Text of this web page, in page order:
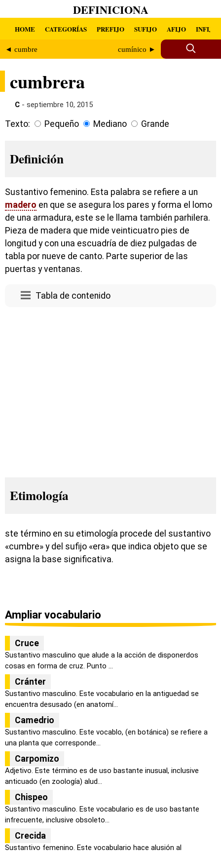
DEFINICIONA
HOME CATEGORÍAS PREFIJO SUFIJO AFIJO INFIJO
◄ cumbre cumínico ►
cumbrera
C - septiembre 10, 2015
Texto: Pequeño Mediano Grande
Definición
Sustantivo femenino. Esta palabra se refiere a un
madero en que se asegura los pares y forma el lomo
de una armadura, este se le llama también parhilera.
Pieza de madera que mide veinticuatro pies de
longitud y con una escuadría de diez pulgadas de
tabla por nueve de canto. Parte superior de las
puertas y ventanas.
Tabla de contenido
Etimología
ste término en su etimología procede del sustantivo
«cumbre» y del sufijo «era» que indica objeto que se
asigna la base significativa.
Ampliar vocabulario
Cruce
Sustantivo masculino que alude a la acción de disponerdos
cosas en forma de cruz. Punto ...
Cránter
Sustantivo masculino. Este vocabulario en la antiguedad se
encuentra desusado (en anatomí...
Camedrio
Sustantivo masculino. Este vocablo, (en botánica) se refiere a
una planta que corresponde...
Carpomizo
Adjetivo. Este término es de uso bastante inusual, inclusive
anticuado (en zoología) alud...
Chispeo
Sustantivo masculino. Este vocabulario es de uso bastante
infrecuente, inclusive obsoleto...
Crecida
Sustantivo femenino. Este vocabulario hace alusión al